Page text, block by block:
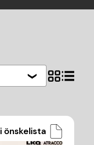
önskelista